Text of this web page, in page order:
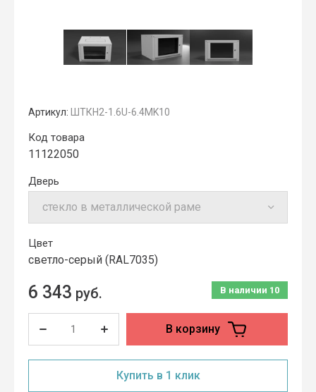
Артикул: ШТКН2-1.6U-6.4MK10
Код товара
11122050
Дверь
Цвет
cветло-серый (RAL7035)
В наличии 10
6 343 руб.
В корзину
Купить в 1 клик